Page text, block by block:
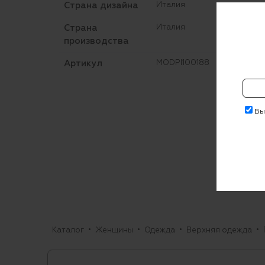
Страна дизайна Италия
Страна
производства
Италия
Артикул MODPI100188
Каталог Женщины Одежда Верхняя одежда